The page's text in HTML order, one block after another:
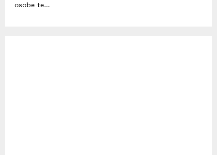
osobe te...